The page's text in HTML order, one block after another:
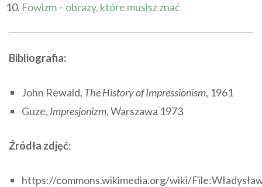
Fowizm – obrazy, które musisz znać
Bibliografia:
John Rewald, The History of Impressionism, 1961
Guze, Impresjonizm, Warszawa 1973
Źródła zdjęć:
https://commons.wikimedia.org/wiki/